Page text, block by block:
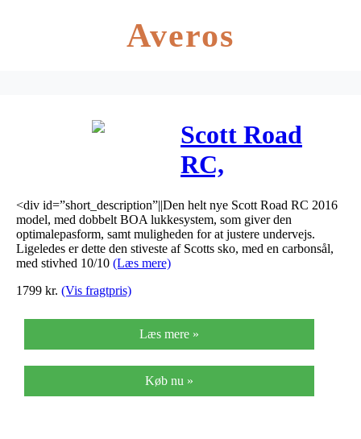
Averos
Scott Road
RC,
Yellow/Black
<div id=”short_description”||Den helt nye Scott Road RC 2016
model, med dobbelt BOA lukkesystem, som giver den
optimalepasform, samt muligheden for at justere undervejs.
Ligeledes er dette den stiveste af Scotts sko, med en carbonsål,
med stivhed 10/10 (Læs mere)
1799 kr. (Vis fragtpris)
Læs mere »
Køb nu »